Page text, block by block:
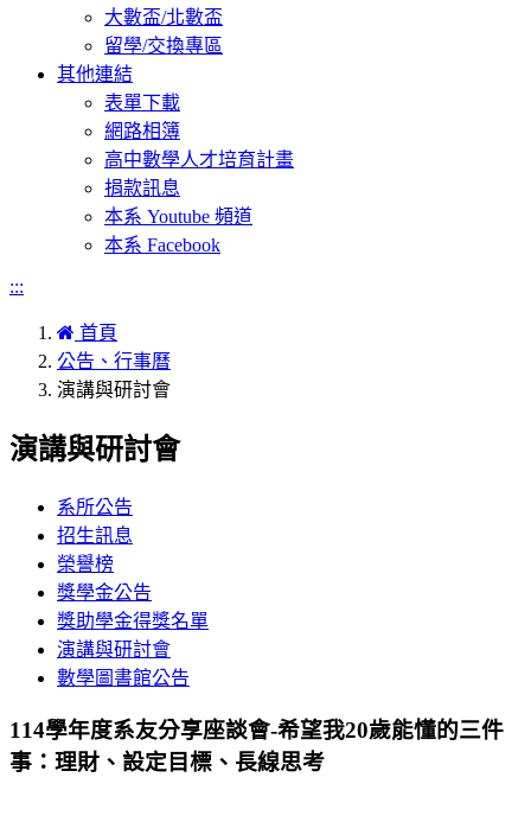
大數盃/北數盃
留學/交換專區
其他連結
表單下載
網路相簿
高中數學人才培育計畫
捐款訊息
本系 Youtube 頻道
本系 Facebook
:::
首頁
公告、行事曆
演講與研討會
演講與研討會
系所公告
招生訊息
榮譽榜
獎學金公告
獎助學金得獎名單
演講與研討會
數學圖書館公告
114學年度系友分享座談會-希望我20歲能懂的三件
事：理財、設定目標、長線思考